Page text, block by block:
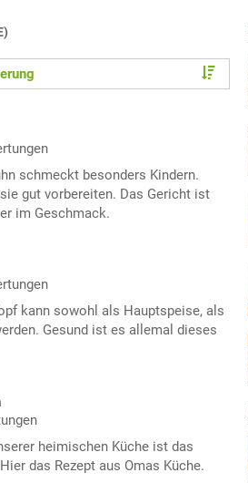
schmeckt besonders Kindern.
gut vorbereiten. Das Gericht ist
im Geschmack.
kann sowohl als Hauptspeise, als
Gesund ist es allemal dieses
heimischen Küche ist das
das Rezept aus Omas Küche.